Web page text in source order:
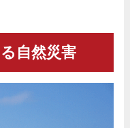
自然災害